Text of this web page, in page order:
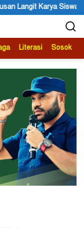
Siswi SMA Negeri 1
Literasi Sosok